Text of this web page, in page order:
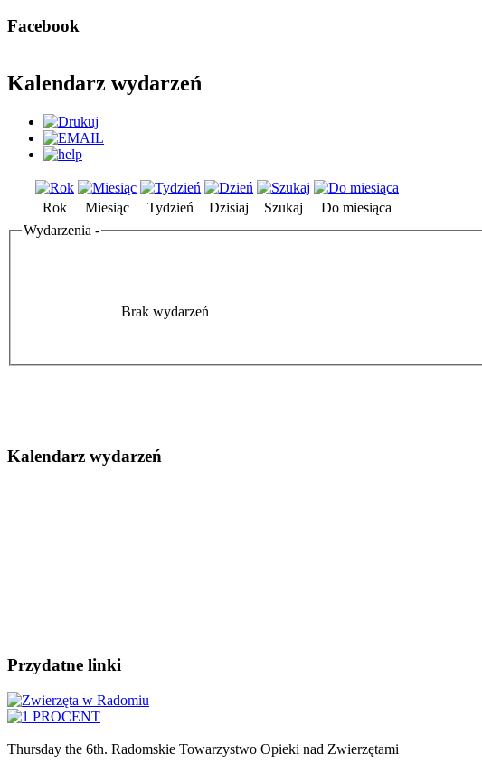
Facebook
Kalendarz wydarzeń
Rok Miesiąc Tydzień Dzisiaj Szukaj
Do miesiąca
Wydarzenia -
Brak wydarzeń
Kalendarz wydarzeń
Przydatne linki
Thursday the 6th. Radomskie Towarzystwo Opieki nad Zwierzętami